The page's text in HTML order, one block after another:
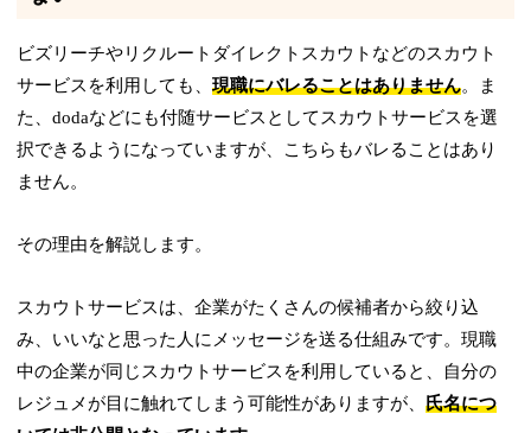
ビズリーチやリクルートダイレクトスカウトなどのスカウト
サービスを利用しても、現職にバレることはありません。ま
た、dodaなどにも付随サービスとしてスカウトサービスを選
択できるようになっていますが、こちらもバレることはあり
ません。
その理由を解説します。
スカウトサービスは、企業がたくさんの候補者から絞り込
み、いいなと思った人にメッセージを送る仕組みです。現職
中の企業が同じスカウトサービスを利用していると、自分の
レジュメが目に触れてしまう可能性がありますが、氏名につ